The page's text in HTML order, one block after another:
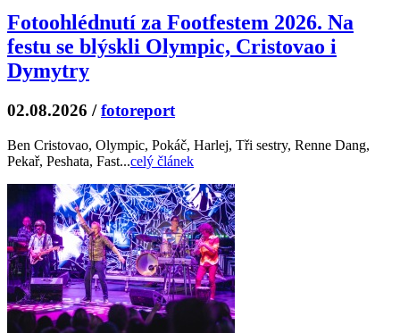
Fotoohlédnutí za Footfestem 2026. Na
festu se blýskli Olympic, Cristovao i
Dymytry
02.08.2026 / fotoreport
Ben Cristovao, Olympic, Pokáč, Harlej, Tři sestry, Renne Dang,
Pekař, Peshata, Fast...celý článek